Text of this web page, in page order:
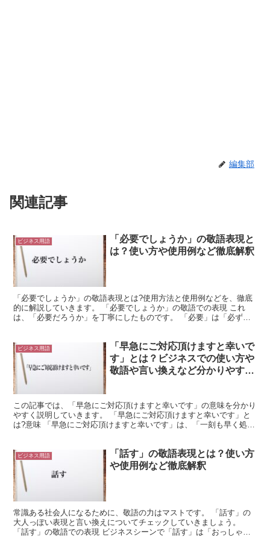
編集部
関連記事
ビジネス用語
「必要でしょうか」の敬語表現と
は？使い方や使用例など徹底解釈
「必要でしょうか」の敬語表現とは?使用方法と使用例などを、徹底
的に解説していきます。 「必要でしょうか」の敬語での表現 これ
は、「必要だろうか」を丁寧にしたものです。 「必要」は「必ず要
ビジネス用語
「早急にご対応頂けますと幸いで
す」とは？ビジネスでの使い方や
敬語や言い換えなど分かりやすく
この記事では、「早急にご対応頂けますと幸いです」の意味を分かり
やすく説明していきます。 「早急にご対応頂けますと幸いです」と
は?意味 「早急にご対応頂けますと幸いです」は、「一刻も早く処理
ビジネス用語
「話す」の敬語表現とは？使い方
や使用例など徹底解釈
常識ある社会人になるために、敬語の力はマストです。 「話す」の
大人っぽい表現と言い換えについてチェックしていきましょう。
「話す」の敬語での表現 ビジネスシーンで「話す」は「おっしゃ